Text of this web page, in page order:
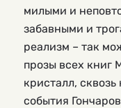
милыми и
забавными и
реализм – так
прозы всех книг
кристалл,
события